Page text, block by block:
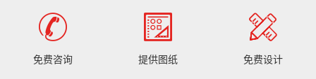
免费咨询 提供图纸 免费设计